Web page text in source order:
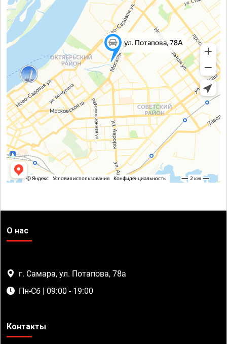
О нас
г. Самара, ул. Потапова, 78а
Пн-Сб | 09:00 - 19:00
Контакты